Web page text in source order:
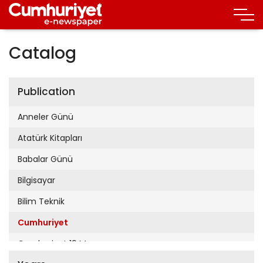
Catalog
Publication
Anneler Günü
Atatürk Kitapları
Babalar Günü
Bilgisayar
Bilim Teknik
Cumhuriyet
Cumhuriyet 19 Mayıs